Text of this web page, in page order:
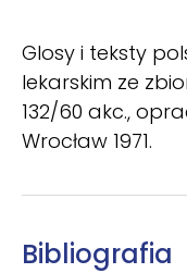
Glosy i teksty
lekarskim ze
132/60 akc.,
Wrocław 1971.
Bibliografia